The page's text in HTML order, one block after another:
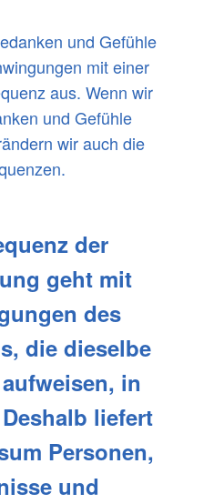
und Gefühle
mit einer
aus. Wenn wir
und Gefühle
wir auch die
der
geht mit
des
die dieselbe
in
liefert
Personen,
und